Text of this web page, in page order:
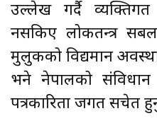
उल्लेख गर्दै व्यक्तिगत
नसकिए लोकतन्त्र
मुलुकको विद्यमान
भने नेपालको संविधान
पत्रकारिता जगत सचेत